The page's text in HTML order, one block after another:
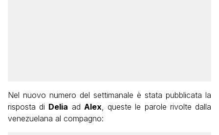
Nel nuovo numero del settimanale è stata pubblicata la
risposta di Delia ad Alex, queste le parole rivolte dalla
venezuelana al compagno: